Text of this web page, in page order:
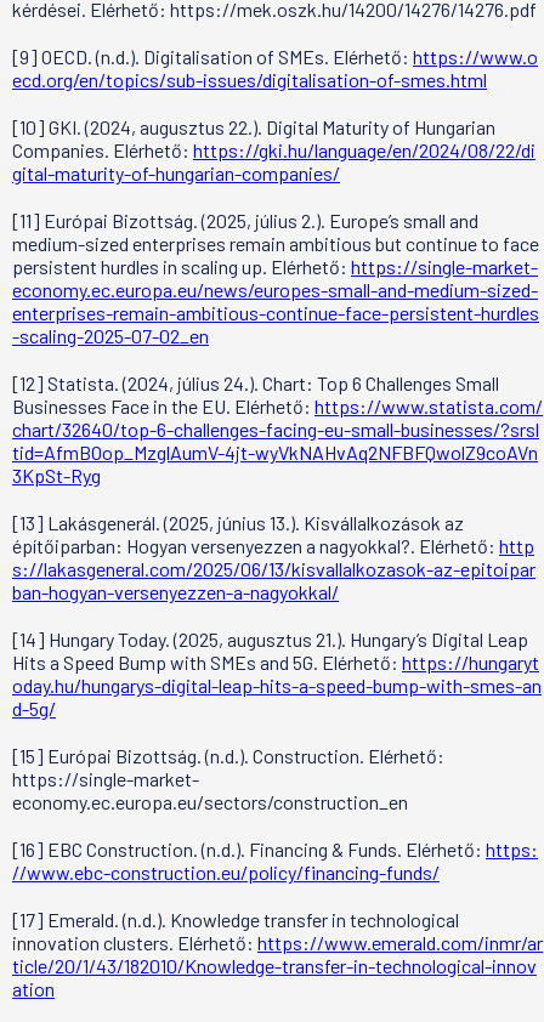
kérdései. Elérhető: https://mek.oszk.hu/14200/14276/14276.pdf
[9] OECD. (n.d.). Digitalisation of SMEs. Elérhető: https://www.o
ecd.org/en/topics/sub-issues/digitalisation-of-smes.html
[10] GKI. (2024, augusztus 22.). Digital Maturity of Hungarian
Companies. Elérhető: https://gki.hu/language/en/2024/08/22/di
gital-maturity-of-hungarian-companies/
[11] Európai Bizottság. (2025, július 2.). Europe’s small and
medium-sized enterprises remain ambitious but continue to face
persistent hurdles in scaling up. Elérhető: https://single-market-
economy.ec.europa.eu/news/europes-small-and-medium-sized-
enterprises-remain-ambitious-continue-face-persistent-hurdles
-scaling-2025-07-02_en
[12] Statista. (2024, július 24.). Chart: Top 6 Challenges Small
Businesses Face in the EU. Elérhető: https://www.statista.com/
chart/32640/top-6-challenges-facing-eu-small-businesses/?srsl
tid=AfmBOop_MzglAumV-4jt-wyVkNAHvAq2NFBFQwolZ9coAVn
3KpSt-Ryg
[13] Lakásgenerál. (2025, június 13.). Kisvállalkozások az
építőiparban: Hogyan versenyezzen a nagyokkal?. Elérhető: http
s://lakasgeneral.com/2025/06/13/kisvallalkozasok-az-epitoipar
ban-hogyan-versenyezzen-a-nagyokkal/
[14] Hungary Today. (2025, augusztus 21.). Hungary’s Digital Leap
Hits a Speed Bump with SMEs and 5G. Elérhető: https://hungaryt
oday.hu/hungarys-digital-leap-hits-a-speed-bump-with-smes-an
d-5g/
[15] Európai Bizottság. (n.d.). Construction. Elérhető:
https://single-market-
economy.ec.europa.eu/sectors/construction_en
[16] EBC Construction. (n.d.). Financing & Funds. Elérhető: https:
//www.ebc-construction.eu/policy/financing-funds/
[17] Emerald. (n.d.). Knowledge transfer in technological
innovation clusters. Elérhető: https://www.emerald.com/inmr/ar
ticle/20/1/43/182010/Knowledge-transfer-in-technological-innov
ation